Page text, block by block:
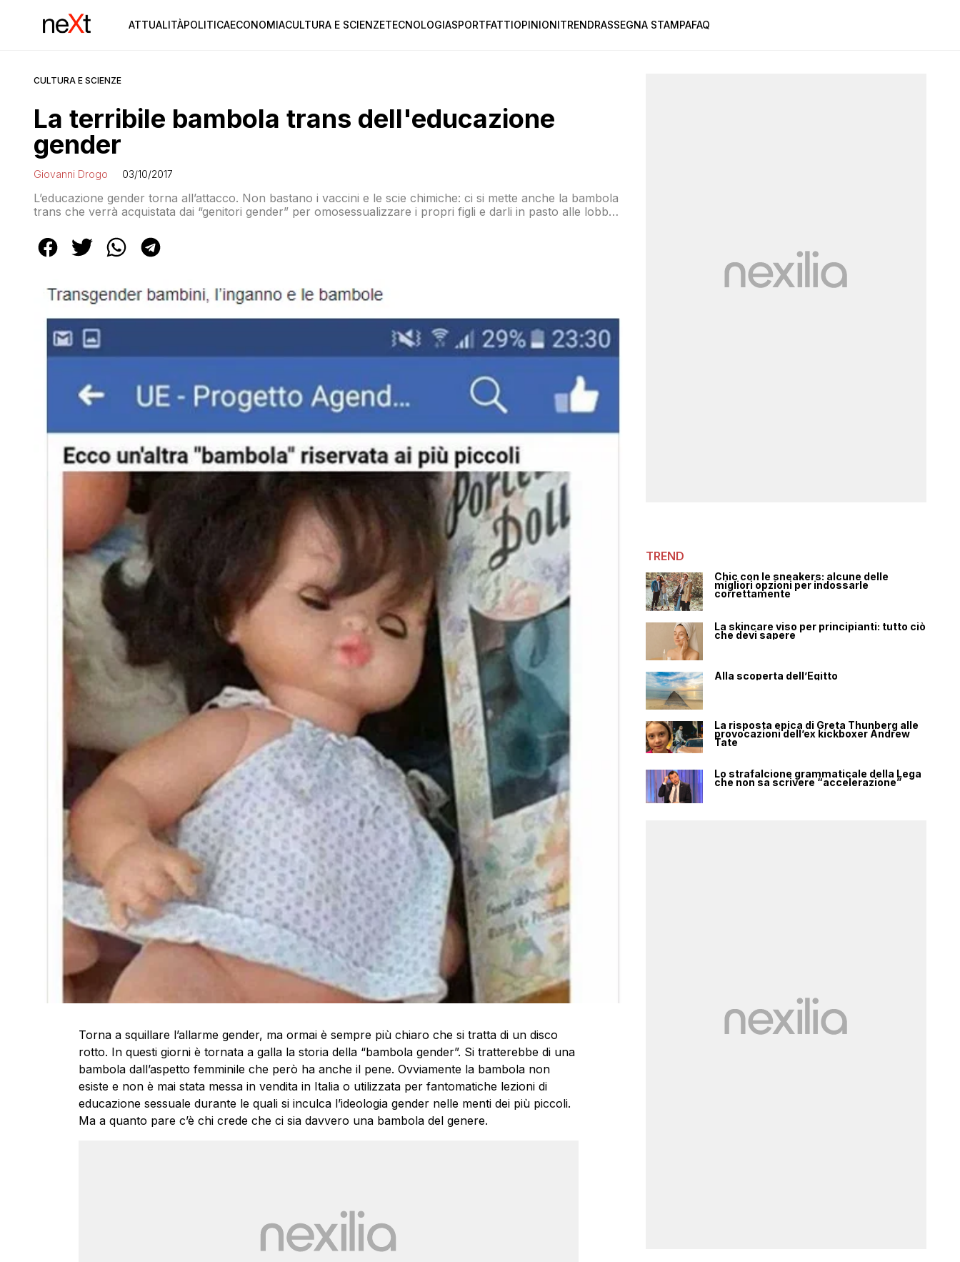
ATTUALITÀPOLITICAECONOMIACULTURA E SCIENZETECNOLOGIASPORTFATTIOPINIONITRENDRASSEGNA STAMPAFAQ
CULTURA E SCIENZE
La terribile bambola trans dell'educazione
gender
Giovanni Drogo 03/10/2017
L’educazione gender torna all’attacco. Non bastano i vaccini e le scie chimiche: ci si mette anche la bambola
trans che verrà acquistata dai “genitori gender” per omosessualizzare i propri figli e darli in pasto alle lobby
Torna a squillare l’allarme gender, ma ormai è sempre più chiaro che si tratta di un disco
rotto. In questi giorni è tornata a galla la storia della “bambola gender”. Si tratterebbe di una
bambola dall’aspetto femminile che però ha anche il pene. Ovviamente la bambola non
esiste e non è mai stata messa in vendita in Italia o utilizzata per fantomatiche lezioni di
educazione sessuale durante le quali si inculca l’ideologia gender nelle menti dei più piccoli.
Ma a quanto pare c’è chi crede che ci sia davvero una bambola del genere.
TREND
Chic con le sneakers: alcune delle
migliori opzioni per indossarle
correttamente
La skincare viso per principianti: tutto ciò
che devi sapere
Alla scoperta dell’Egitto
La risposta epica di Greta Thunberg alle
provocazioni dell’ex kickboxer Andrew
Tate
Lo strafalcione grammaticale della Lega
che non sa scrivere “accelerazione”